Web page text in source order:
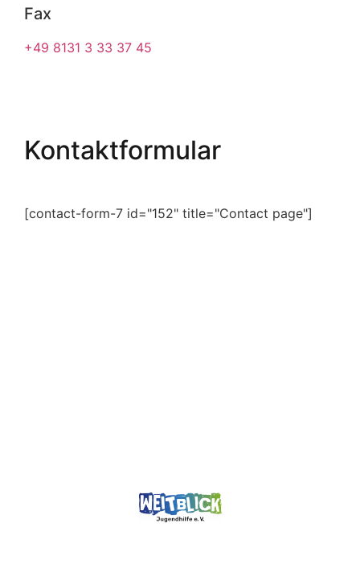
Fax
+49 8131 3 33 37 45
Kontaktformular
[contact-form-7 id="152" title="Contact page"]